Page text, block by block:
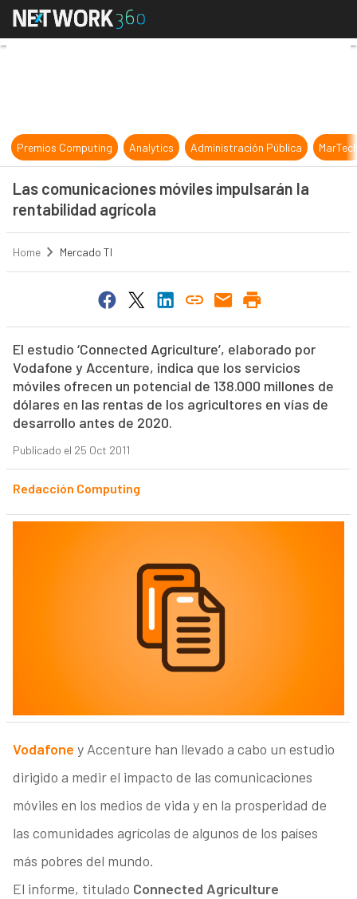
Las comunicaciones móviles
Premios Computing Analytics Administración Pública
Las comunicaciones móviles impulsarán la
rentabilidad agrícola
Home Mercado TI
El estudio ‘Connected Agriculture’, elaborado por
Vodafone y Accenture, indica que los servicios
móviles ofrecen un potencial de 138.000 millones de
dólares en las rentas de los agricultores en vías de
desarrollo antes de 2020.
Publicado el 25 Oct 2011
Redacción Computing
Vodafone y Accenture han llevado a cabo un estudio
dirigido a medir el impacto de las comunicaciones
móviles en los medios de vida y en la prosperidad de
las comunidades agrícolas de algunos de los países
más pobres del mundo.
El informe, titulado Connected Agriculture